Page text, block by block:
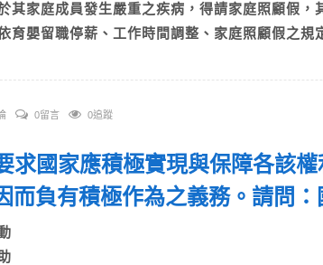
其家庭成員發生嚴重之疾病，得請家庭照顧假
育嬰留職停薪、工作時間調整、家庭照顧假之規
0留言 0追蹤
求國家應積極實現與保障各該
而負有積極作為之義務。請問